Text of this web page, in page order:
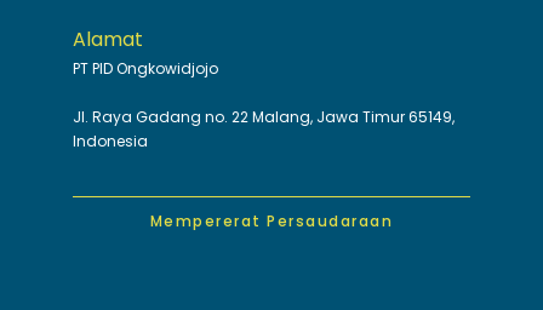
Alamat
PT PID Ongkowidjojo
Jl. Raya Gadang no. 22 Malang, Jawa Timur 65149,
Indonesia
Mempererat Persaudaraan